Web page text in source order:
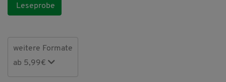
Leseprobe
weitere Formate
ab 5,99€